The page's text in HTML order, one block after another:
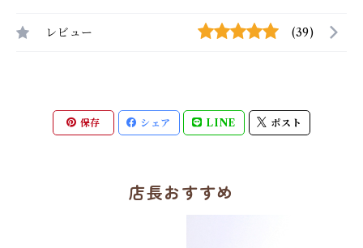
レビュー (39)
保存 シェア LINE ポスト
店長おすすめ